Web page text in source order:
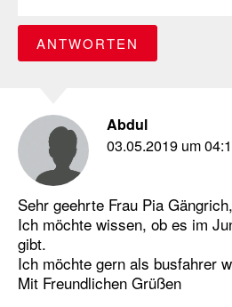
ANTWORTEN
Abdul
03.05.2019 um
Sehr geehrte Frau Pia Gängrich,
Ich möchte wissen, ob es im
gibt.
Ich möchte gern als busfahrer
Mit Freundlichen Grüßen